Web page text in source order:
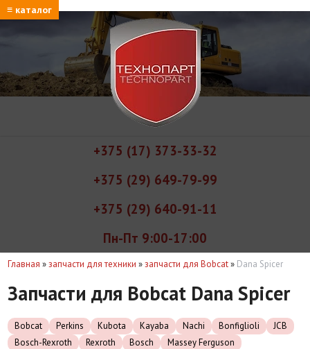
≡ каталог
+375 (17) 373-33-32
+375 (29) 649-79-99
+375 (29) 640-91-11
Пн-Пт 9:00-17:00
Главная »запчасти для техники »запчасти для Bobcat» Dana Spicer
Запчасти для Bobcat Dana Spicer
Bobcat Perkins Kubota Kayaba Nachi Bonfiglioli
JCB
Bosch-Rexroth
Rexroth Bosch
Massey Ferguson